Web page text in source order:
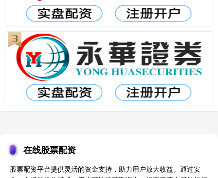
在线股票配资
股票配资平台提供灵活的资金支持，助力用户放大收益。通过安